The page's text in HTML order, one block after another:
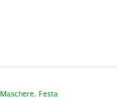
, Festa